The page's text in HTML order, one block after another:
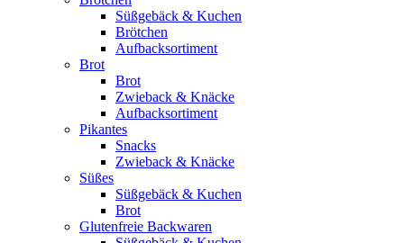
Süßgebäck & Kuchen
Brötchen
Aufbacksortiment
Brot
Brot
Zwieback & Knäcke
Aufbacksortiment
Pikantes
Snacks
Zwieback & Knäcke
Süßes
Süßgebäck & Kuchen
Brot
Glutenfreie Backwaren